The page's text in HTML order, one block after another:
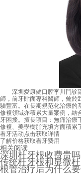
深圳愛康健口腔李川門診副
師，前牙貼面專科醫師，曾於
驗豐富。在長期規范化治療的
修複領域亦積累大量案例，結
牙困擾。擅長項目：無痛治療
修複、美學樹脂充填方面積累
看牙活动点击获取详情
了解价格获取看牙费用
相关阅读
深圳杜牙根收费贵
传统杜牙根和显微
根管治疗后为什么